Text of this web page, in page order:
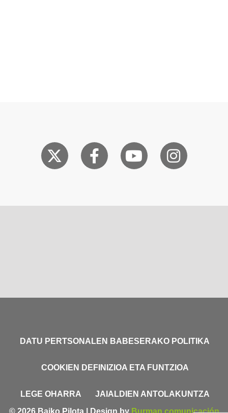
DATU PERTSONALEN BABESERAKO POLITIKA
COOKIEN DEFINIZIOA ETA FUNTZIOA
LEGE OHARRA
JAIALDIEN ANTOLAKUNTZA